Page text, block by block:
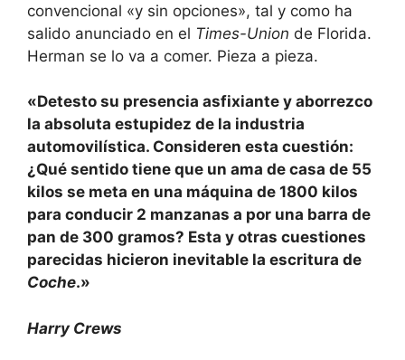
convencional «y sin opciones», tal y como ha
salido anunciado en el Times-Union de Florida.
Herman se lo va a comer. Pieza a pieza.
«Detesto su presencia asfixiante y aborrezco
la absoluta estupidez de la industria
automovilística. Consideren esta cuestión:
¿Qué sentido tiene que un ama de casa de 55
kilos se meta en una máquina de 1800 kilos
para conducir 2 manzanas a por una barra de
pan de 300 gramos? Esta y otras cuestiones
parecidas hicieron inevitable la escritura de
Coche.»
Harry Crews